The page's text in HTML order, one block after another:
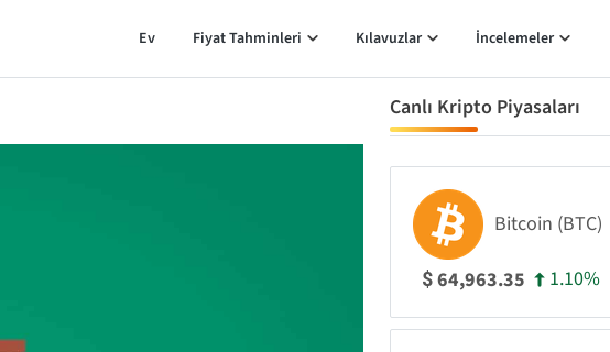
Ev Fiyat Tahminleri Kılavuzlar İncelemeler
Canlı Kripto Piyasaları
Bitcoin (BTC)
$64,963.35 1.10%